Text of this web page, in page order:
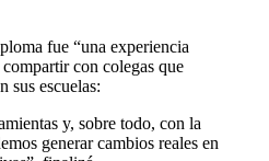
fue “una experiencia
con colegas que
sus escuelas:
y, sobre todo, con la
generar cambios reales en